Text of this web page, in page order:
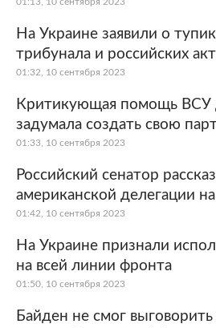
На Украине заявили о
трибунала и российских
01:32, 10 сентября 2023
Критикующая помощь ВСУ
задумала создать свою
01:33, 10 сентября 2023
Российский сенатор
американской делегации
01:42, 10 сентября 2023
На Украине признали
на всей линии фронта
01:50, 10 сентября 2023
Байден не смог